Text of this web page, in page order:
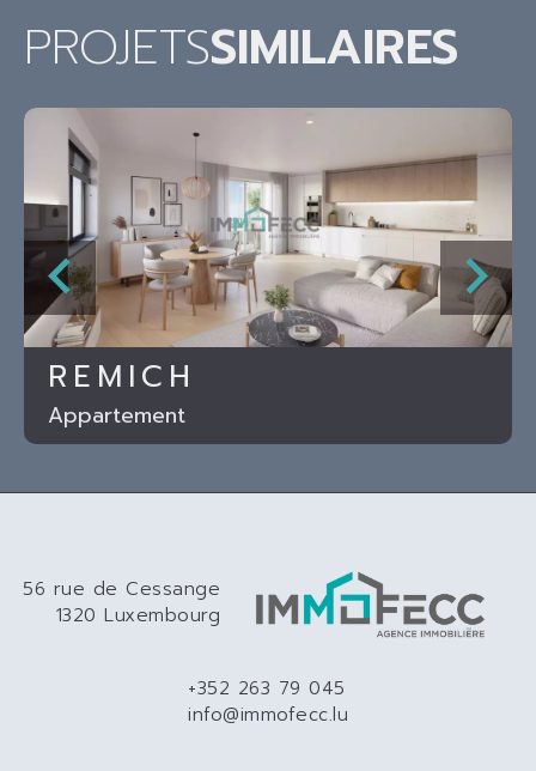
PROJETSSIMILAIRES
REMICH
Appartement
56 rue de Cessange
1320 Luxembourg
+352 263 79 045
info@immofecc.lu